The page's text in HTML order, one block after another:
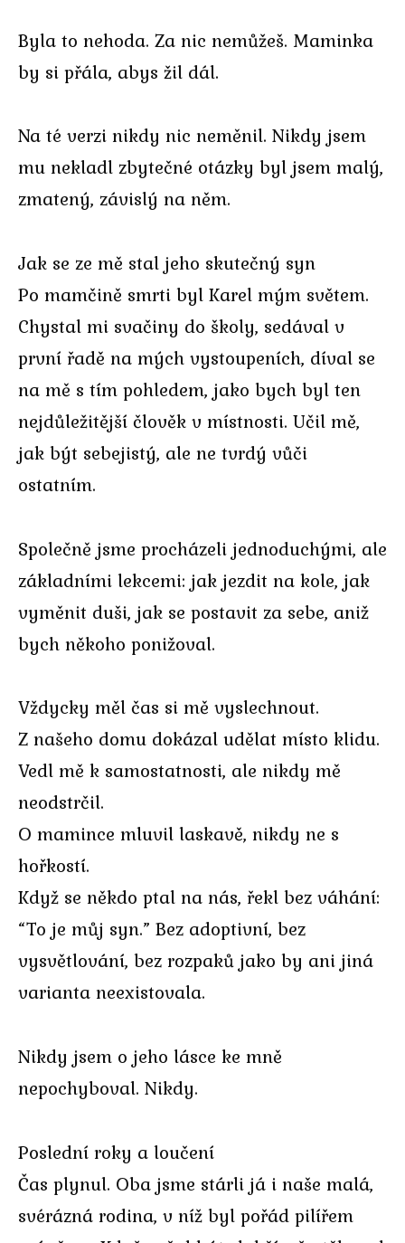
Byla to nehoda. Za nic nemůžeš. Maminka
by si přála, abys žil dál.
Na té verzi nikdy nic neměnil. Nikdy jsem
mu nekladl zbytečné otázky byl jsem malý,
zmatený, závislý na něm.
Jak se ze mě stal jeho skutečný syn
Po mamčině smrti byl Karel mým světem.
Chystal mi svačiny do školy, sedával v
první řadě na mých vystoupeních, díval se
na mě s tím pohledem, jako bych byl ten
nejdůležitější člověk v místnosti. Učil mě,
jak být sebejistý, ale ne tvrdý vůči
ostatním.
Společně jsme procházeli jednoduchými, ale
základními lekcemi: jak jezdit na kole, jak
vyměnit duši, jak se postavit za sebe, aniž
bych někoho ponižoval.
Vždycky měl čas si mě vyslechnout.
Z našeho domu dokázal udělat místo klidu.
Vedl mě k samostatnosti, ale nikdy mě
neodstrčil.
O mamince mluvil laskavě, nikdy ne s
hořkostí.
Když se někdo ptal na nás, řekl bez váhání:
“To je můj syn.” Bez adoptivní, bez
vysvětlování, bez rozpaků jako by ani jiná
varianta neexistovala.
Nikdy jsem o jeho lásce ke mně
nepochyboval. Nikdy.
Poslední roky a loučení
Čas plynul. Oba jsme stárli já i naše malá,
svérázná rodina, v níž byl pořád pilířem